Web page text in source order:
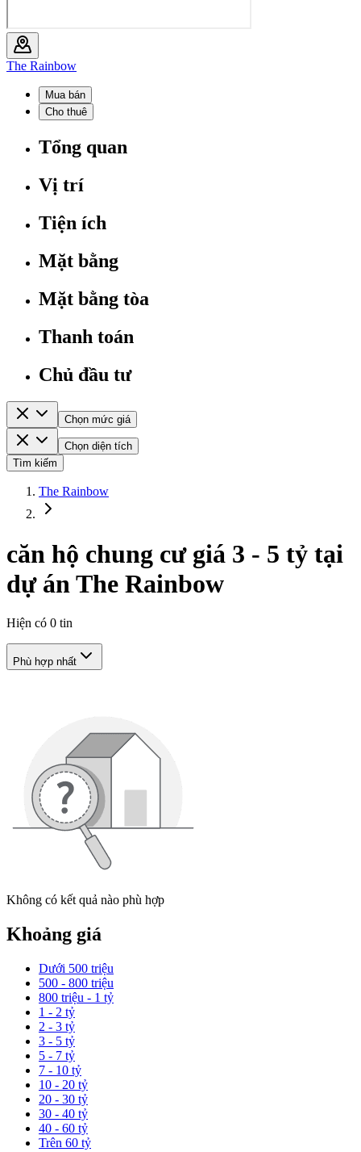
The Rainbow
Mua bán
Cho thuê
Tổng quan
Vị trí
Tiện ích
Mặt bằng
Mặt bằng tòa
Thanh toán
Chủ đầu tư
Chọn mức giá
Chọn diện tích
Tìm kiếm
The Rainbow
căn hộ chung cư giá 3 - 5 tỷ tại
dự án The Rainbow
Hiện có 0 tin
Phù hợp nhất
Không có kết quả nào phù hợp
Khoảng giá
Dưới 500 triệu
500 - 800 triệu
800 triệu - 1 tỷ
1 - 2 tỷ
2 - 3 tỷ
3 - 5 tỷ
5 - 7 tỷ
7 - 10 tỷ
10 - 20 tỷ
20 - 30 tỷ
30 - 40 tỷ
40 - 60 tỷ
Trên 60 tỷ